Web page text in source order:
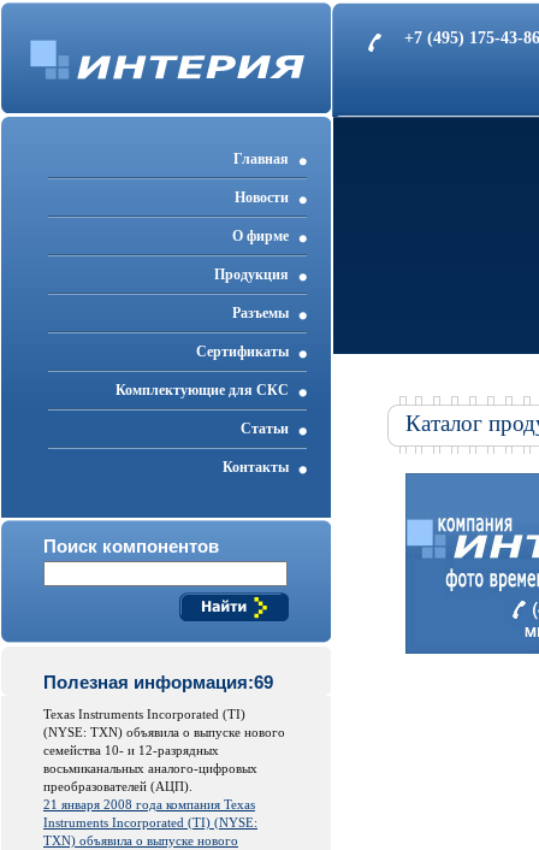
+7 (495) 175-43-
Главная
Новости
О фирме
Продукция
Разъемы
Cертификаты
Комплектующие для СКС
Статьи
Контакты
Поиск компонентов
Полезная информация:69
Texas Instruments Incorporated (TI)
(NYSE: TXN) объявила о выпуске нового
семейства 10- и 12-разрядных
восьмиканальных аналого-цифровых
преобразователей (АЦП).
21 января 2008 года компания Texas
Instruments Incorporated (TI) (NYSE:
TXN) объявила о выпуске нового
Каталог